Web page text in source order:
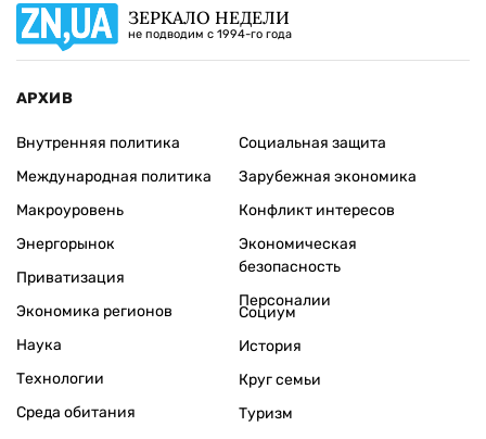
ЗЕРКАЛО НЕДЕЛИ
не подводим с 1994-го года
АРХИВ
Внутренняя политика
Международная политика
Макроуровень
Энергорынок
Приватизация
Экономика регионов
Социальная защита
Зарубежная экономика
Конфликт интересов
Экономическая
безопасность
Персоналии
Наука
Технологии
Среда обитания
Социум
История
Круг семьи
Туризм